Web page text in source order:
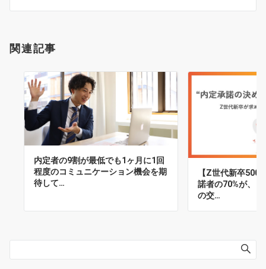
ン
関連記事
内定者の9割が最低でも1ヶ月に1回
程度のコミュニケーション機会を期
待して…
【Z世代新卒500
諾者の70%が、
の交…